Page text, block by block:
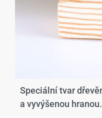
Speciální tvar
a vyvýšenou hranou.​